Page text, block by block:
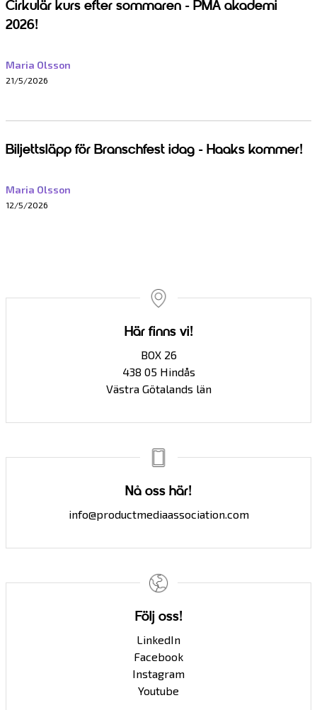
Cirkulär kurs efter sommaren - PMA akademi
2026!
Maria Olsson
21/5/2026
Biljettsläpp för Branschfest idag - Haaks kommer!
Maria Olsson
12/5/2026
Här finns vi!
BOX 26
438 05 Hindås
Västra Götalands län
Nå oss här!
info@productmediaassociation.com
Följ oss!
LinkedIn
Facebook
Instagram
Youtube